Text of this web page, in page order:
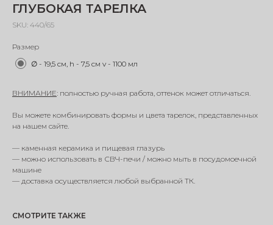
ГЛУБОКАЯ ТАРЕЛКА
SKU: 440/65
Размер
∅ - 19,5 см, h - 7,5 см v - 1100 мл
ВНИМАНИЕ: полностью ручная работа, оттенок может отличаться.
Вы можете комбинировать формы и цвета тарелок, представленных
на нашем сайте.
— каменная керамика и пищевая глазурь
— можно использовать в СВЧ-печи / можно мыть в посудомоечной
машине
— доставка осуществляется любой выбранной ТК.
СМОТРИТЕ ТАКЖЕ